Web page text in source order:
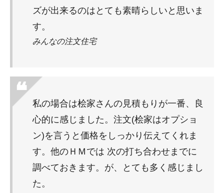
ズが出来るのはとても素晴らしいと思いま
す。
みんなの注文住宅
私の場合は桧家さんの見積もりが一番、良
心的に感じました。注文(桧家はオプショ
ン)を言うと価格をしっかり伝えてくれま
す。他のＨＭでは 次の打ち合わせまでに
調べておきます。が、とても多く感じまし
た。